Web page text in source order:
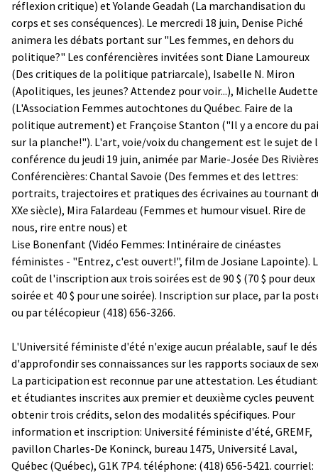
réflexion critique) et Yolande Geadah (La marchandisation du
corps et ses conséquences). Le mercredi 18 juin, Denise Piché
animera les débats portant sur "Les femmes, en dehors du
politique?" Les conférencières invitées sont Diane Lamoureux
(Des critiques de la politique patriarcale), Isabelle N. Miron
(Apolitiques, les jeunes? Attendez pour voir...), Michelle Audette
(L'Association Femmes autochtones du Québec. Faire de la
politique autrement) et Françoise Stanton ("Il y a encore du
sur la planche!"). L'art, voie/voix du changement est le sujet de
conférence du jeudi 19 juin, animée par Marie-Josée Des
Conférencières: Chantal Savoie (Des femmes et des lettres:
portraits, trajectoires et pratiques des écrivaines au tournant
XXe siècle), Mira Falardeau (Femmes et humour visuel. Rire de
nous, rire entre nous) et
Lise Bonenfant (Vidéo Femmes: Intinéraire de cinéastes
féministes - "Entrez, c'est ouvert!", film de Josiane Lapointe).
coût de l'inscription aux trois soirées est de 90 $ (70 $ pour deux
soirée et 40 $ pour une soirée). Inscription sur place, par la
ou par télécopieur (418) 656-3266.
L'Université féministe d'été n'exige aucun préalable, sauf le
d'approfondir ses connaissances sur les rapports sociaux de
La participation est reconnue par une attestation. Les
et étudiantes inscrites aux premier et deuxième cycles peuvent
obtenir trois crédits, selon des modalités spécifiques. Pour
information et inscription: Université féministe d'été, GREMF,
pavillon Charles-De Koninck, bureau 1475, Université Laval,
Québec (Québec), G1K 7P4. téléphone: (418) 656-5421. courriel: